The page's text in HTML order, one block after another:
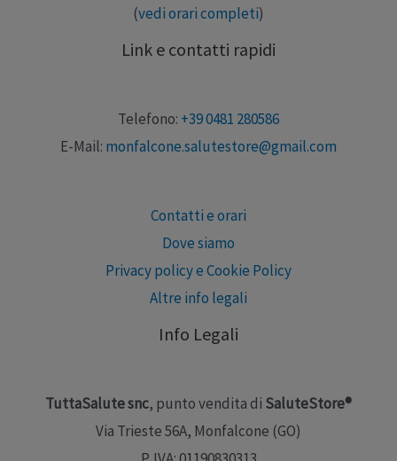
(vedi orari completi)
Link e contatti rapidi
Telefono: +39 0481 280586
E-Mail: monfalcone.salutestore@gmail.com
Contatti e orari
Dove siamo
Privacy policy e Cookie Policy
Altre info legali
Info Legali
TuttaSalute snc, punto vendita di SaluteStore®
Via Trieste 56A, Monfalcone (GO)